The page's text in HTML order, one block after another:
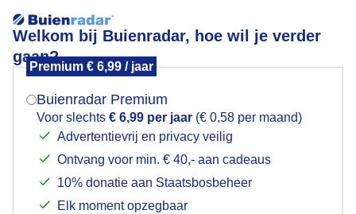
Welkom bij Buienradar, hoe wil je verder
gaan?
Premium € 6,99 / jaar
Buienradar Premium
Voor slechts € 6,99 per jaar (€ 0,58 per maand)
Advertentievrij en privacy veilig
Ontvang voor min. € 40,- aan cadeaus
10% donatie aan Staatsbosbeheer
Elk moment opzegbaar
Zonsopkomst posbank
Mogen we je locatie gebruiken voor het
Indien je hier nog geen akkoord op hebt gegeven,
verschijnt er zo een pop-up uit je browser waarin